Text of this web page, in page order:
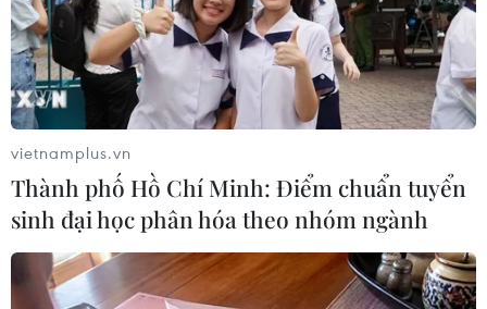
Nga sẽ huy động lục quân bảo vệ cho
Olympic Sochi
Một số đơn vị trực thuộc lục quân sẽ tham gia các hoạt
động ngăn ngừa và xử lý hậu quả các sự cố mang tính
chất kỹ thuật.
vietnamplus.vn
Thành phố Hồ Chí Minh: Điểm chuẩn tuyển
sinh đại học phân hóa theo nhóm ngành